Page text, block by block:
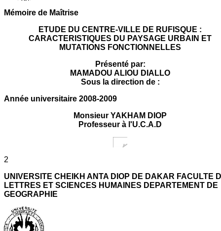
Mémoire de Maîtrise
ETUDE DU CENTRE-VILLE DE RUFISQUE :
CARACTERISTIQUES DU PAYSAGE URBAIN ET
MUTATIONS FONCTIONNELLES
Présenté par:
MAMADOU ALIOU DIALLO
Sous la direction de :
Année universitaire 2008-2009
Monsieur YAKHAM DIOP
Professeur à l'U.C.A.D
2
UNIVERSITE CHEIKH ANTA DIOP DE DAKAR FACULTE
LETTRES ET SCIENCES HUMAINES DEPARTEMENT DE
GEOGRAPHIE